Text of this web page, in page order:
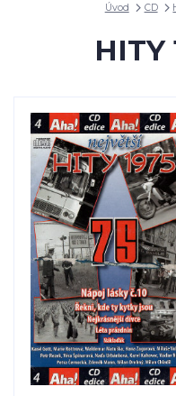
Úvod CD
HITY